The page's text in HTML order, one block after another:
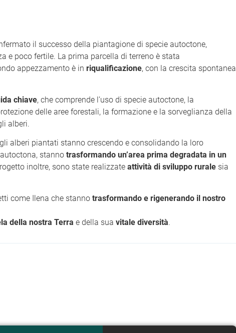
il successo della piantagione di specie autoctone,
e poco fertile. La prima parcella di terreno è stata
appezzamento è in riqualificazione, con la crescita spontanea
chiave, che comprende l’uso di specie autoctone, la
delle aree forestali, la formazione e la sorveglianza della
alberi.
alberi piantati stanno crescendo e consolidando la loro
stanno trasformando un’area prima degradata in un
inoltre, sono state realizzate attività di sviluppo rurale sia
come Ilena che stanno trasformando e rigenerando il nostro
della nostra Terra e della sua vitale diversità.